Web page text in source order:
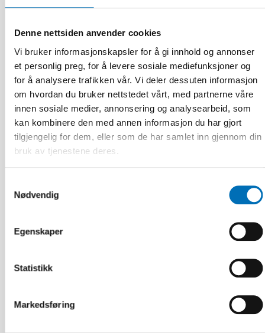
Denne nettsiden anvender cookies
Vi bruker informasjonskapsler for å gi innhold og annonser
et personlig preg, for å levere sosiale mediefunksjoner og
for å analysere trafikken vår. Vi deler dessuten informasjon
om hvordan du bruker nettstedet vårt, med partnerne våre
innen sosiale medier, annonsering og analysearbeid, som
kan kombinere den med annen informasjon du har gjort
tilgjengelig for dem, eller som de har samlet inn gjennom din
bruk av tjenestene deres.
Nødvendig
Egenskaper
Statistikk
Markedsføring
FOLKEHELSE
3 jun 2026
Nordiskt projekt om hälsoekonomi – hur kan vi
beräkna vad folkhälsan kostar?